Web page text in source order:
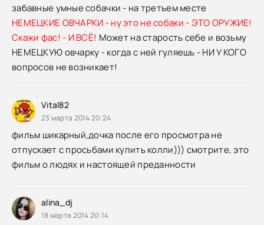
забавные умные собачки - на третьем месте
НЕМЕЦКИЕ ОВЧАРКИ - ну это не собаки - ЭТО ОРУЖИЕ!
Скажи фас! - И ВСЁ! Может на старость себе и возьму
НЕМЕЦКУЮ овчарку - когда с ней гуляешь - НИ У КОГО
вопросов не возникает!
Vital82
23 марта 2014 20:24
фильм шикарный,дочка после его просмотра не
отпускает с просьбами купить колли))) смотрите, это
фильм о людях и настоящей преданности
alina_dj
18 марта 2014 20:14